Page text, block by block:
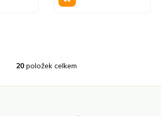
O
l
20položek celkem